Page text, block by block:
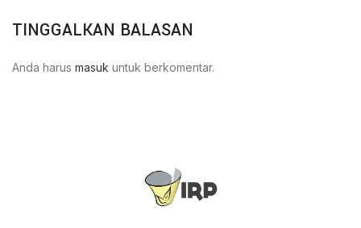
TINGGALKAN BALASAN
Anda harus masuk untuk berkomentar.